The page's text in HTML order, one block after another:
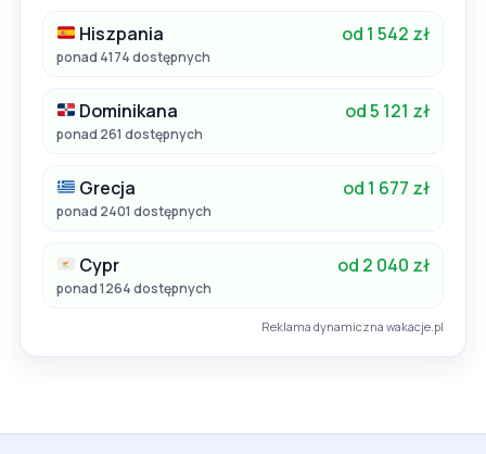
Hiszpania od 1 542 zł
ponad 4174 dostępnych
Dominikana od 5 121 zł
ponad 261 dostępnych
Grecja od 1 677 zł
ponad 2401 dostępnych
Cypr od 2 040 zł
ponad 1264 dostępnych
Reklama dynamiczna wakacje.pl